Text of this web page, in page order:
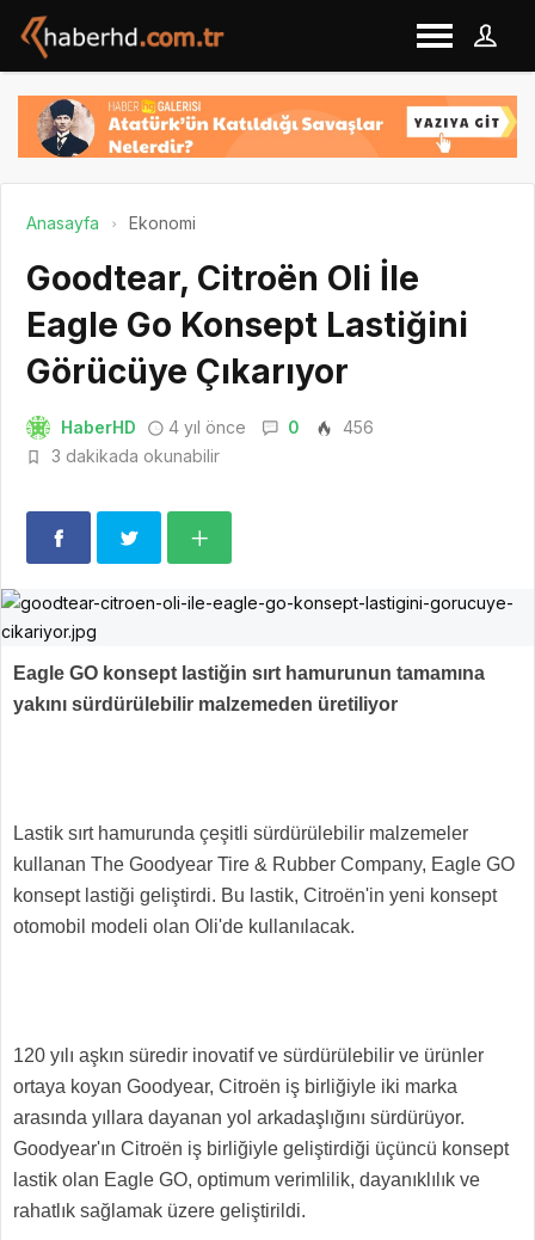
Anasayfa Ekonomi
Goodtear, Citroën Oli İle
Eagle Go Konsept Lastiğini
Görücüye Çıkarıyor
HaberHD 4 yıl önce 0
456
3 dakikada okunabilir
Eagle GO konsept lastiğin sırt hamurunun tamamına
yakını sürdürülebilir malzemeden üretiliyor
Lastik sırt hamurunda çeşitli sürdürülebilir malzemeler
kullanan The Goodyear Tire & Rubber Company, Eagle GO
konsept l astiği geliştirdi. Bu lastik, Citroën'in yeni konsept
otomobil modeli olan Oli'de kullanılacak.
120 yılı aşkın süredir inovatif ve sürdürülebilir ve ürünler
ortaya koyan Goodyear, Citroën iş birliğiyle iki marka
arasında yıllara dayanan yol arkadaşlığını sürdürüyor.
Goodyear'ın Citroën iş birliğiyle geliştirdiği üçüncü konsept
lastik olan Eagle GO, optimum verimlilik, dayanıklılık ve
rahatlık sağlamak üzere geliştirildi.